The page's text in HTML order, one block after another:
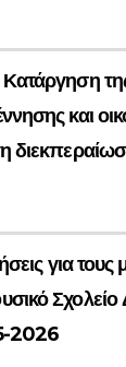
και
για
Σχολείο
2026